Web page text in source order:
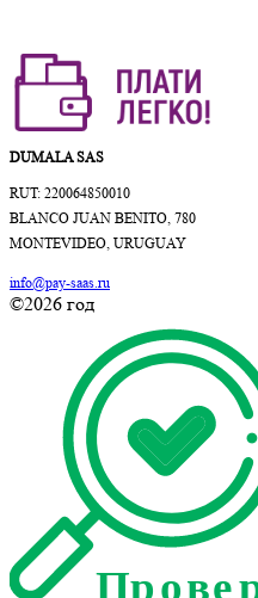
DUMALA SAS
RUT: 220064850010
BLANCO JUAN BENITO, 780
MONTEVIDEO, URUGUAY
info@pay-saas.ru
©2026 год